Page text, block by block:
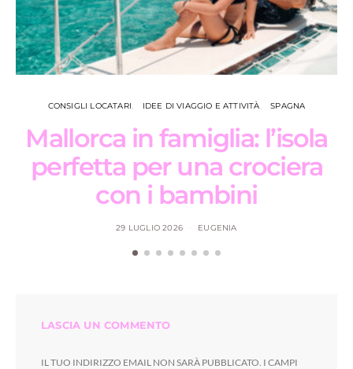
CONSIGLI LOCATARI IDEE DI VIAGGIO E ATTIVITÀ SPAGNA
Mallorca in famiglia: l’isola
perfetta per una crociera
con i bambini
29 LUGLIO 2026 EUGENIA
LASCIA UN COMMENTO
IL TUO INDIRIZZO EMAIL NON SARÀ PUBBLICATO. I CAMPI